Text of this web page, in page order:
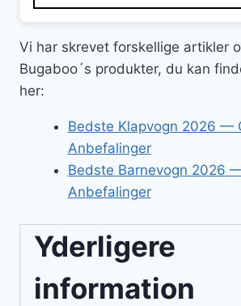
Vi har skrevet forskellige artikler
Bugaboo´s produkter, du kan
her:
Bedste Klapvogn 2026 —
Anbefalinger
Bedste Barnevogn 2026
Anbefalinger
Yderligere
information